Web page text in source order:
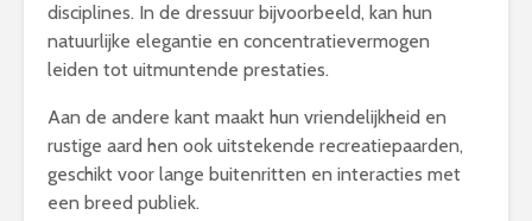
disciplines. In de dressuur bijvoorbeeld, kan hun
natuurlijke elegantie en concentratievermogen
leiden tot uitmuntende prestaties.
Aan de andere kant maakt hun vriendelijkheid en
rustige aard hen ook uitstekende recreatiepaarden,
geschikt voor lange buitenritten en interacties met
een breed publiek.